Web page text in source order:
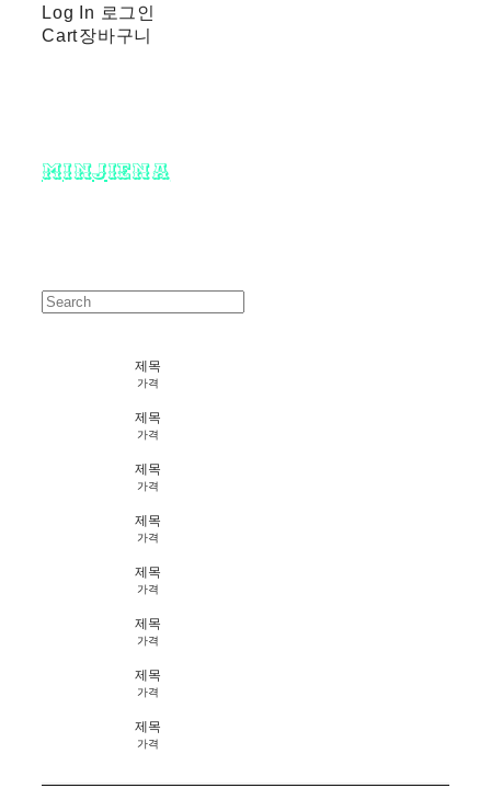
Log In 로그인
Cart장바구니
minjiena
제목
가격
제목
가격
제목
가격
제목
가격
제목
가격
제목
가격
제목
가격
제목
가격